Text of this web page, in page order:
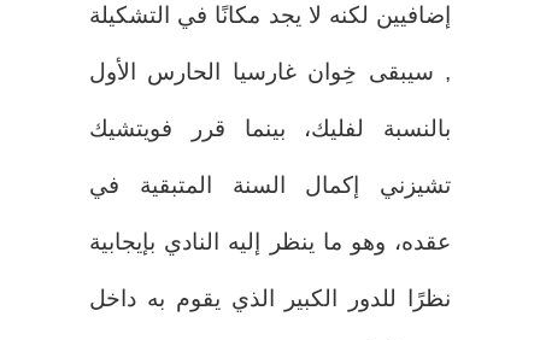
إضافيين لكنه لا يجد مكانًا في التشكيلة
, سيبقى خِوان غارسيا الحارس الأول
بالنسبة لفليك، بينما قرر فويتشيك
تشيزني إكمال السنة المتبقية في
عقده، وهو ما ينظر إليه النادي بإيجابية
نظرًا للدور الكبير الذي يقوم به داخل